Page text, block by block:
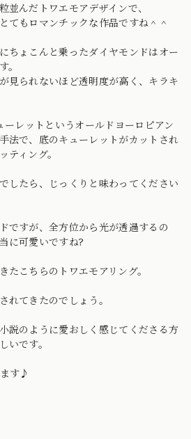
並んだトワエモアデザインで、
てもロマンチックな作品ですね＾＾
ちょこんと乗ったダイヤモンドはオー
。
見られないほど透明度が高く、キラキ
ーレットというオールドヨーロピアン
法で、底のキューレットがカットされ
ティング。
したら、じっくりと味わってください
ですが、全方位から光が透過するの
に可愛いですね?
たこちらのトワエモアリング。
れてきたのでしょう。
説のように愛おしく感じてくださる方
いです。
す♪